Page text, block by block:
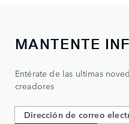
MANTENTE
Entérate de las ultimas
creadores